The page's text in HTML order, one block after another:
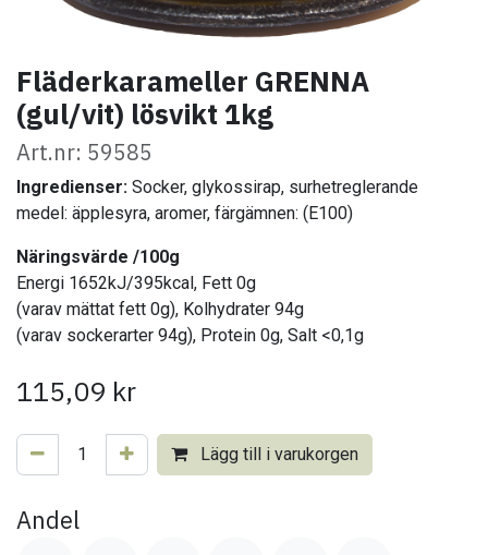
Fläderkarameller GRENNA
(gul/vit) lösvikt 1kg
Art.nr: 59585
Ingredienser: Socker, glykossirap, surhetreglerande
medel: äpplesyra, aromer, färgämnen: (E100)
Näringsvärde /100g
Energi 1652kJ/395kcal, Fett 0g
(varav mättat fett 0g), Kolhydrater 94g
(varav sockerarter 94g), Protein 0g, Salt <0,1g
115,09 kr
Lägg till i varukorgen
Andel